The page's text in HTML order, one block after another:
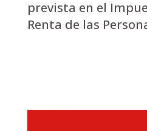
prevista en el
Renta de las